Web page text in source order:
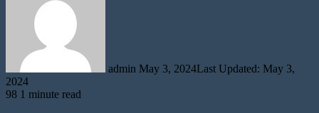
admin May 3, 2024Last Updated: May 3,
2024
98 1 minute read